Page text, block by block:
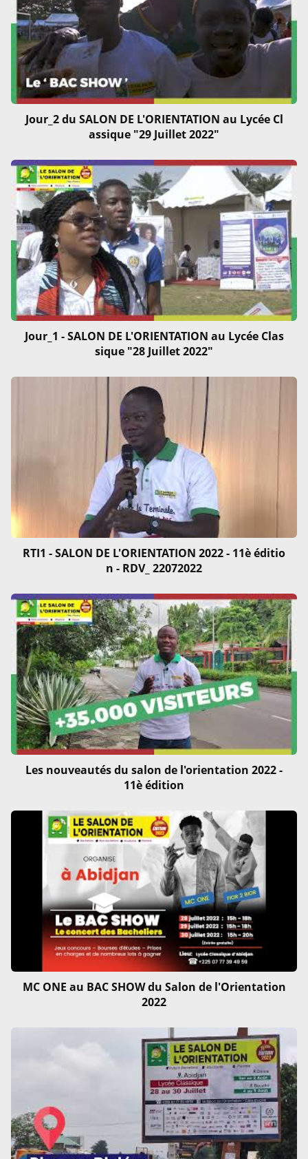
Jour_2 du SALON DE L'ORIENTATION au Lycée Cl
assique "29 Juillet 2022"
Jour_1 - SALON DE L'ORIENTATION au Lycée Clas
sique "28 Juillet 2022"
RTI1 - SALON DE L'ORIENTATION 2022 - 11è éditio
n - RDV_ 22072022
Les nouveautés du salon de l'orientation 2022 -
11è édition
MC ONE au BAC SHOW du Salon de l'Orientation
2022